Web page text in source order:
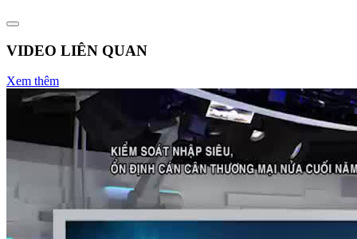
VIDEO LIÊN QUAN
Xem thêm